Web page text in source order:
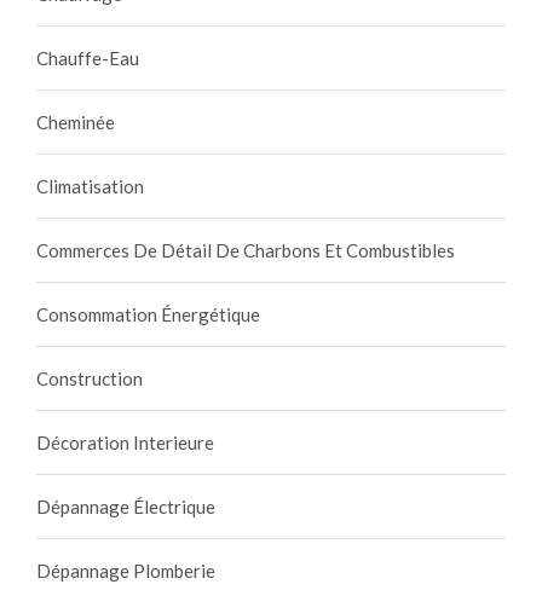
Chauffe-Eau
Cheminée
Climatisation
Commerces De Détail De Charbons Et Combustibles
Consommation Énergétique
Construction
Décoration Interieure
Dépannage Électrique
Dépannage Plomberie